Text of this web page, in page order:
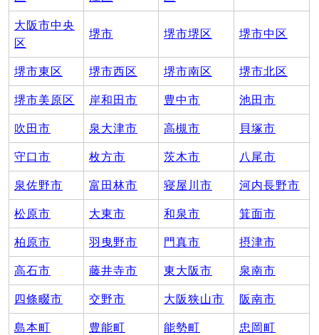
大阪市中央
区
堺市 堺市堺区 堺市中区
堺市東区 堺市西区 堺市南区 堺市北区
堺市美原区 岸和田市 豊中市 池田市
吹田市 泉大津市 高槻市 貝塚市
守口市 枚方市 茨木市 八尾市
泉佐野市 富田林市 寝屋川市 河内長野市
松原市 大東市 和泉市 箕面市
柏原市 羽曳野市 門真市 摂津市
高石市 藤井寺市 東大阪市 泉南市
四條畷市 交野市 大阪狭山市 阪南市
島本町 豊能町 能勢町 忠岡町